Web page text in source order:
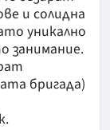
и солидна
уникално
занимание.
бригада)